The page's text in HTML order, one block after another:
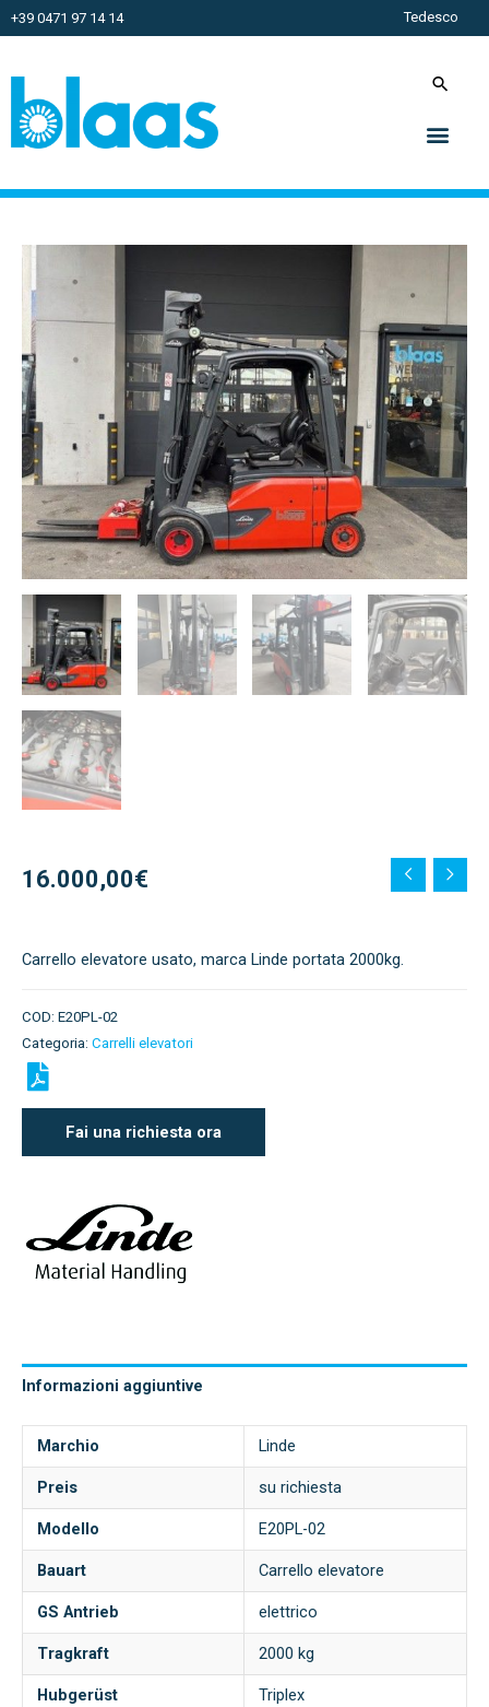
+39 0471 97 14 14 Tedesco
16.000,00€
Carrello elevatore usato, marca Linde portata 2000kg.
COD: E20PL-02
Categoria: Carrelli elevatori
Fai una richiesta ora
Informazioni aggiuntive
Marchio Linde
Preis su richiesta
Modello E20PL-02
Bauart Carrello elevatore
GS Antrieb elettrico
Tragkraft 2000 kg
Hubgerüst Triplex